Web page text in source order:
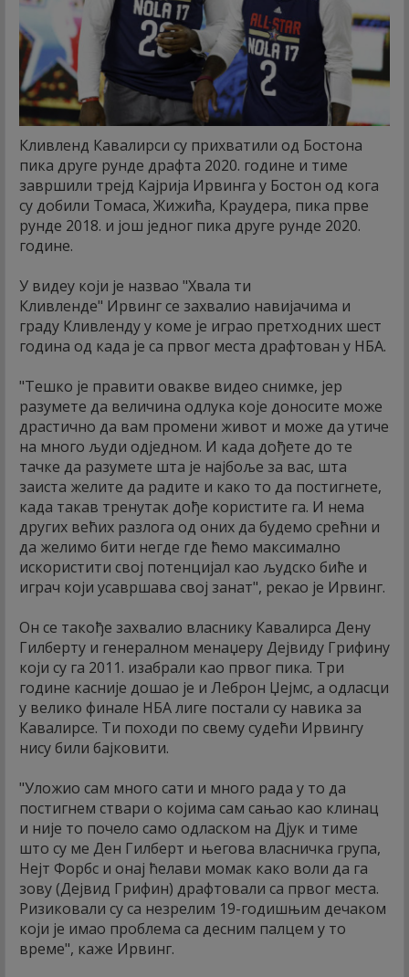
Кливленд Кавалирси су прихватили од Бостона
пика друге рунде драфта 2020. године и тиме
завршили трејд Кајрија Ирвинга у Бостон од кога
су добили Томаса, Жижића, Краудера, пика прве
рунде 2018. и још једног пика друге рунде 2020.
године.
У видеу који је назвао "Хвала ти
Кливленде" Ирвинг се захвалио навијачима и
граду Кливленду у коме је играо претходних шест
година од када је са првог места драфтован у НБА.
"Тешко је правити овакве видео снимке, јер
разумете да величина одлука које доносите може
драстично да вам промени живот и може да утиче
на много људи одједном. И када дођете до те
тачке да разумете шта је најбоље за вас, шта
заиста желите да радите и како то да постигнете,
када такав тренутак дође користите га. И нема
других већих разлога од оних да будемо срећни и
да желимо бити негде где ћемо максимално
искористити свој потенцијал као људско биће и
играч који усавршава свој занат", рекао је Ирвинг.
Он се такође захвалио власнику Кавалирса Дену
Гилберту и генералном менаџеру Дејвиду Грифину
који су га 2011. изабрали као првог пика. Три
године касније дошао је и Леброн Џејмс, а одласци
у велико финале НБА лиге постали су навика за
Кавалирсе. Ти походи по свему судећи Ирвингу
нису били бајковити.
"Уложио сам много сати и много рада у то да
постигнем ствари о којима сам сањао као клинац
и није то почело само одласком на Дјук и тиме
што су ме Ден Гилберт и његова власничка група,
Нејт Форбс и онај ћелави момак како воли да га
зову (Дејвид Грифин) драфтовали са првог места.
Ризиковали су са незрелим 19-годишњим дечаком
који је имао проблема са десним палцем у то
време", каже Ирвинг.